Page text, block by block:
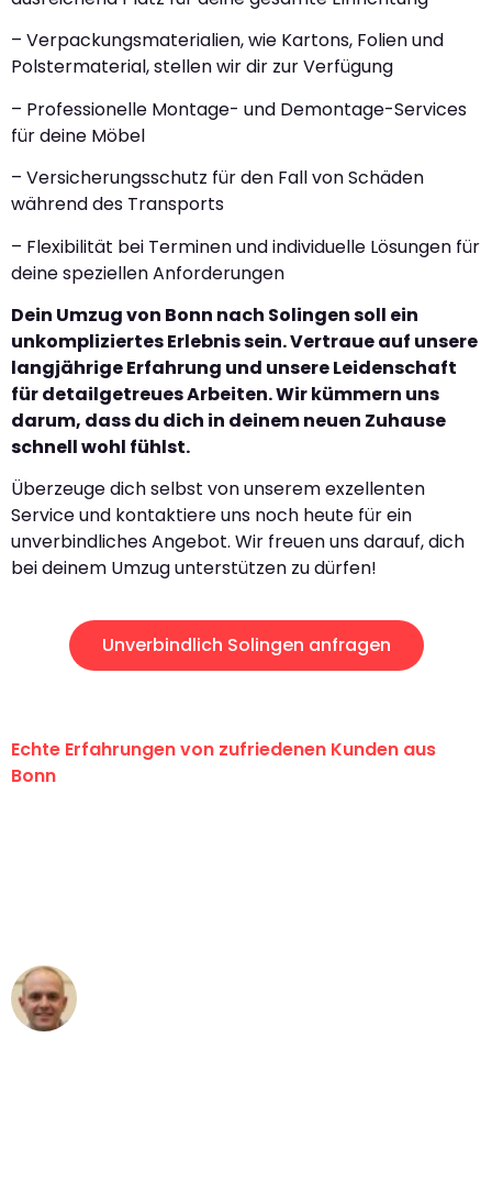
– Verpackungsmaterialien, wie Kartons, Folien und
Polstermaterial, stellen wir dir zur Verfügung
– Professionelle Montage- und Demontage-Services
für deine Möbel
– Versicherungsschutz für den Fall von Schäden
während des Transports
– Flexibilität bei Terminen und individuelle Lösungen für
deine speziellen Anforderungen
Dein Umzug von Bonn nach Solingen soll ein
unkompliziertes Erlebnis sein. Vertraue auf unsere
langjährige Erfahrung und unsere Leidenschaft
für detailgetreues Arbeiten. Wir kümmern uns
darum, dass du dich in deinem neuen Zuhause
schnell wohl fühlst.
Überzeuge dich selbst von unserem exzellenten
Service und kontaktiere uns noch heute für ein
unverbindliches Angebot. Wir freuen uns darauf, dich
bei deinem Umzug unterstützen zu dürfen!
Unverbindlich Solingen anfragen
Echte Erfahrungen von zufriedenen Kunden aus
Bonn